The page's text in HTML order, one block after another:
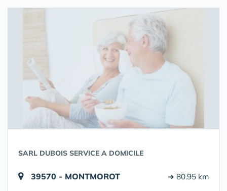
SARL DUBOIS SERVICE A DOMICILE
39570 - MONTMOROT ➔ 80.95 km